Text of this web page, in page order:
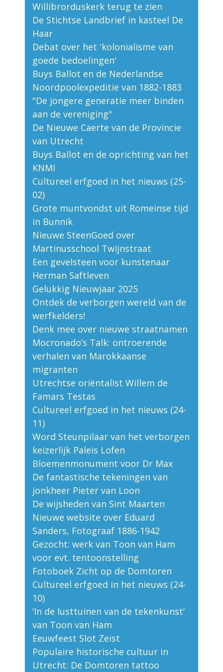
Willibrorduskerk terug te zien
De Stichtse Landbrief in kasteel De
Haar
Debat over het 'kolonialisme van
goede bedoelingen'
Buys Ballot en de Nederlandse
Noordpoolexpeditie van 1882-1883
"De jongere generatie meer binden
aan de vereniging"
De Nieuwe Caerte van de Provincie
van Utrecht
Buys Ballot en de oprichting van het
KNMI
Cultureel erfgoed in het nieuws (25-
02)
Grote muntvondst uit Romeinse tijd
in Bunnik
Nieuwe SteenGoed over
Martinusschool Twijnstraat
Een gevelsteen voor kunstenaar
Herman Saftleven
Gelukkig Nieuwjaar 2025
Ontdek de verborgen wereld van de
werfkelders!
Denk mee over nieuwe straatnamen
Mocronado’s Talk: ontroerende
verhalen van Marokkaanse
migranten
Utrechtse oriëntalist Willem de
Famars Testas
Cultureel erfgoed in het nieuws (24-
11)
Word Steunpilaar van het verborgen
keizerlijk Paleis Lofen
Bloemenmonument voor Dr Max
De fantastische tekeningen van
jonkheer Pieter van Loon
De wijsheden van Sint Maarten
Nieuwe website over Eduard
Sanders, Fotograaf 1886-1942
Gezocht: werk van Toon van Ham
voor evt. tentoonstelling
Fotoboek Zicht op de Domtoren
Cultureel erfgoed in het nieuws (24-
10)
‘In de lusttuinen van de tekenkunst’
van Toon van Ham
Eeuwfeest Slot Zeist
Populaire historische cultuur in
Utrecht: De Domtoren tattoo